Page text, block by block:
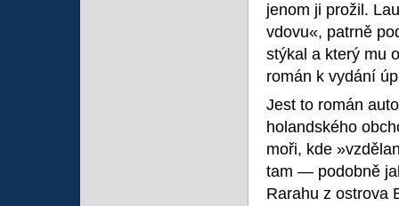
jenom ji prožil.
vdovu«, patrně
stýkal a který mu
román k vydání
Jest to román
holandského
moři, kde
tam — podobně
Rarahu z ostrova